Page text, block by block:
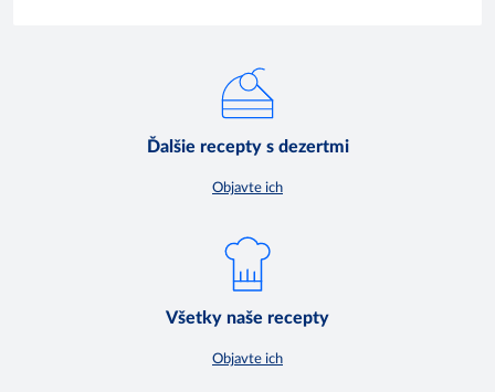
Ďalšie recepty s dezertmi
Objavte ich
Všetky naše recepty
Objavte ich